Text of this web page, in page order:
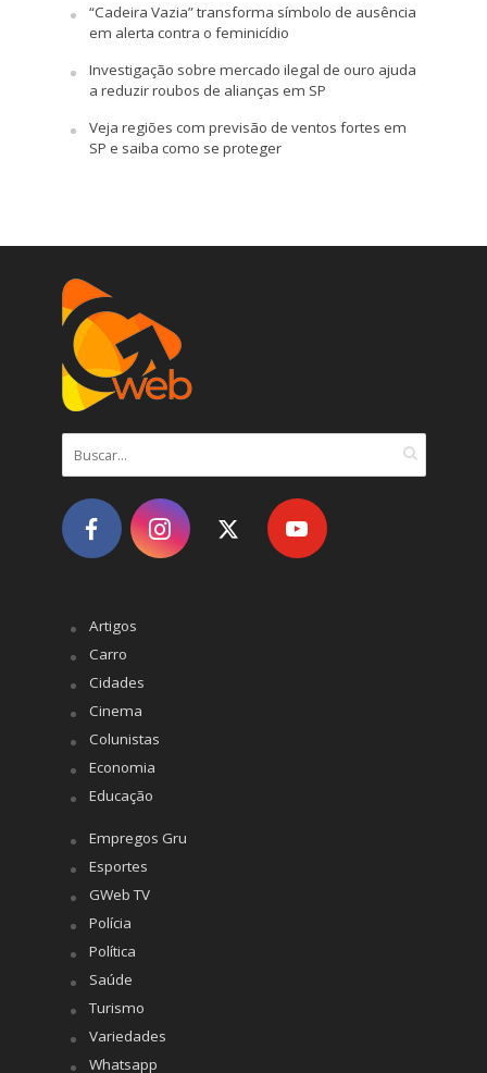
“Cadeira Vazia” transforma símbolo de ausência
em alerta contra o feminicídio
Investigação sobre mercado ilegal de ouro ajuda
a reduzir roubos de alianças em SP
Veja regiões com previsão de ventos fortes em
SP e saiba como se proteger
Artigos
Carro
Cidades
Cinema
Colunistas
Economia
Educação
Empregos Gru
Esportes
GWeb TV
Polícia
Política
Saúde
Turismo
Variedades
Whatsapp